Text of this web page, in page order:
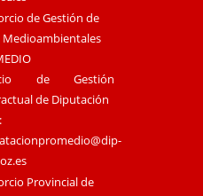
de Gestión de
Medioambientales
de Gestión
de Diputación
Provincial de